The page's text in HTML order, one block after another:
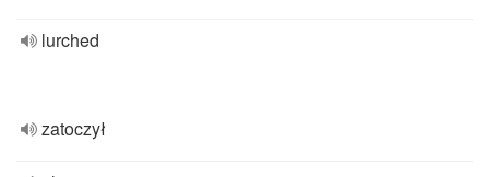
lurched
zatoczył